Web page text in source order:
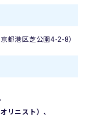
都港区芝公園4-2-8）
リニスト）、